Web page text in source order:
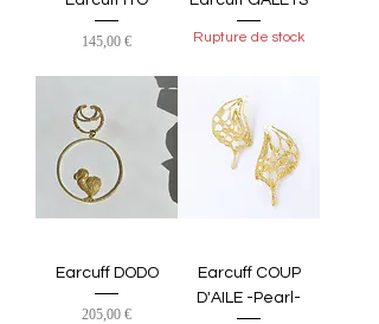
Prix
145,00 € Rupture de stock
Earcuff DODO
Prix
205,00 €
Earcuff COUP
D'AILE -Pearl-